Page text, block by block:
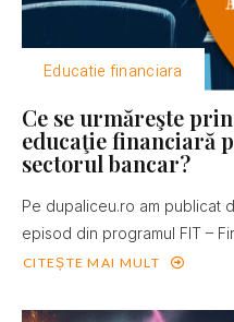
Educatie financiara
Ce se urmăreşte
educaţie financiară
sectorul bancar?
Pe dupaliceu.ro am publicat
episod din programul FIT –
CITEȘTE MAI MULT